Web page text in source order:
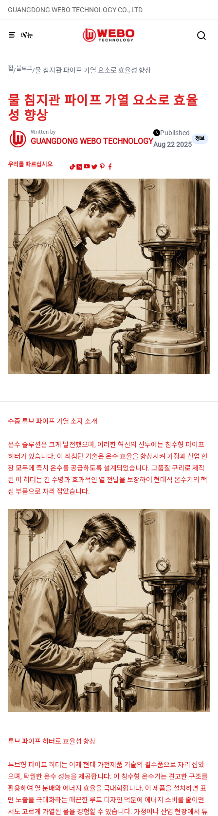
GUANGDONG WEBO TECHNOLOGY CO., LTD
메뉴
집/블로그/물 침지관 파이프 가열 요소로 효율성 향상
물 침지관 파이프 가열 요소로 효율
성 향상
Written by
GUANGDONG WEBO TECHNOLOGY
Published
Aug 22 2025
정보
우리를 따르십시오
수중 튜브 파이프 가열 소자 소개
온수 솔루션은 크게 발전했으며, 이러한 혁신의 선두에는 침수형 파이프
히터가 있습니다. 이 최첨단 기술은 온수 효율을 향상시켜 가정과 산업 현
장 모두에 즉시 온수를 공급하도록 설계되었습니다. 고품질 구리로 제작
된 이 히터는 긴 수명과 효과적인 열 전달을 보장하여 현대식 온수기의 핵
심 부품으로 자리 잡았습니다.
튜브 파이프 히터로 효율성 향상
튜브형 파이프 히터는 이제 현대 가전제품 기술의 필수품으로 자리 잡았
으며, 탁월한 온수 성능을 제공합니다. 이 침수형 온수기는 견고한 구조를
활용하여 열 분배와 에너지 효율을 극대화합니다. 이 제품을 설치하면 표
면 노출을 극대화하는 매끈한 루프 디자인 덕분에 에너지 소비를 줄이면
서도 고르게 가열된 물을 경험할 수 있습니다. 가정이나 산업 현장에서 튜